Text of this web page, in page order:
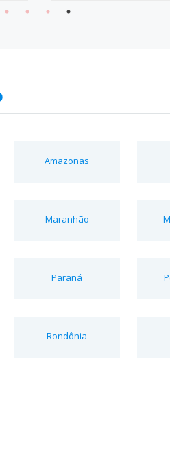
Amazonas
Maranhão
Paraná
Rondônia